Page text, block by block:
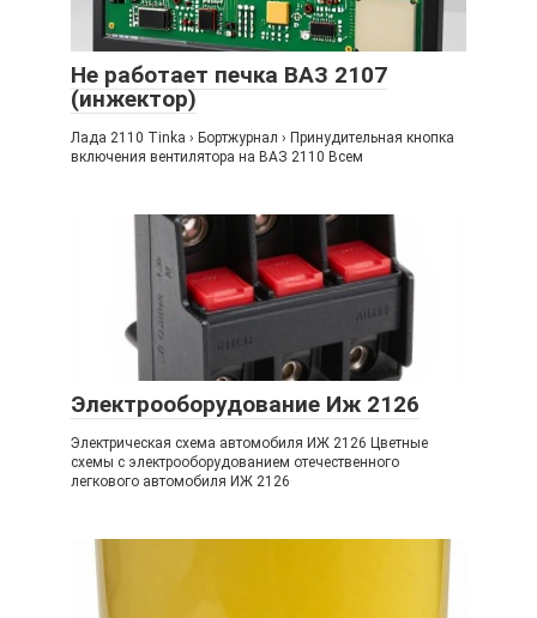
Не работает печка ВАЗ 2107
(инжектор)
Лада 2110 Tinka › Бортжурнал › Принудительная кнопка
включения вентилятора на ВАЗ 2110 Всем
Электрооборудование Иж 2126
Электрическая схема автомобиля ИЖ 2126 Цветные
схемы с электрооборудованием отечественного
легкового автомобиля ИЖ 2126